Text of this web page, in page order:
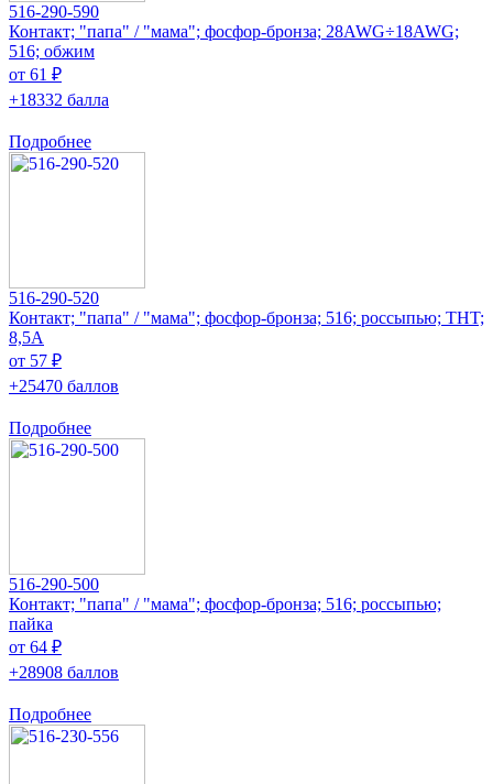
516-290-590
Контакт; "папа" / "мама"; фосфор-бронза; 28AWG÷18AWG;
516; обжим
от 61 ₽
+18332 балла
Подробнее
516-290-520
Контакт; "папа" / "мама"; фосфор-бронза; 516; россыпью; THT;
8,5А
от 57 ₽
+25470 баллов
Подробнее
516-290-500
Контакт; "папа" / "мама"; фосфор-бронза; 516; россыпью;
пайка
от 64 ₽
+28908 баллов
Подробнее